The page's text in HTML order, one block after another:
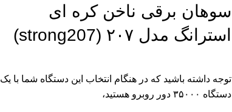
سوهان برقی ناخن کره ای
استرانگ مدل ۲۰۷ (strong207)
توجه داشته باشید که در هنگام انتخاب این دستگاه شما با یک
دستگاه ۳۵۰۰۰ دور روبرو هستید،